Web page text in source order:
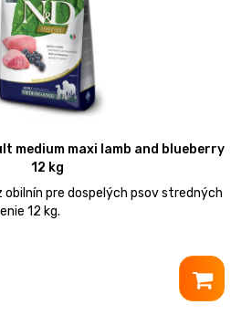
medium maxi lamb and blueberry
12 kg
obilnín pre dospelých psov stredných
12 kg.